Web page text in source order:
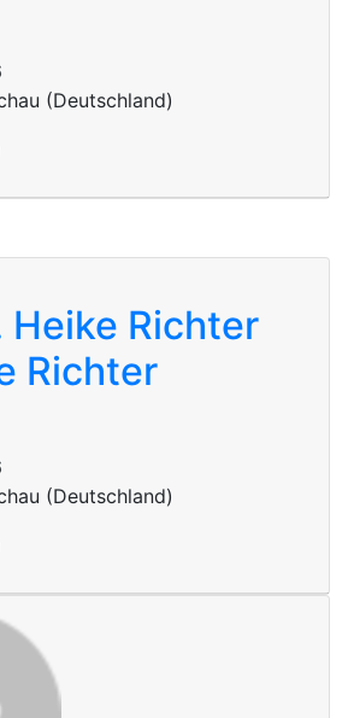
(Deutschland)
Heike Richter
Richter
(Deutschland)